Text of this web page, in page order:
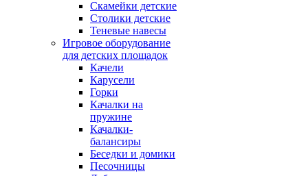
Скамейки детские
Столики детские
Теневые навесы
Игровое оборудование
для детских площадок
Качели
Карусели
Горки
Качалки на
пружине
Качалки-
балансиры
Беседки и домики
Песочницы